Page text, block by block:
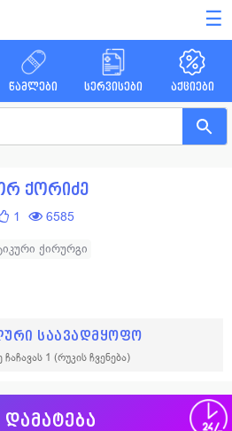
☰
წამლები სერვისები აქციები
ქორიძე
1 6585
ქირურგი
საავადმყოფო
1 (რუკის ჩვენება)